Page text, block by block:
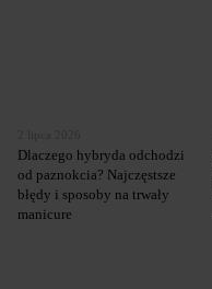
Dlaczego hybryda odchodzi
od paznokcia? Najczęstsze
błędy i sposoby na trwały
manicure